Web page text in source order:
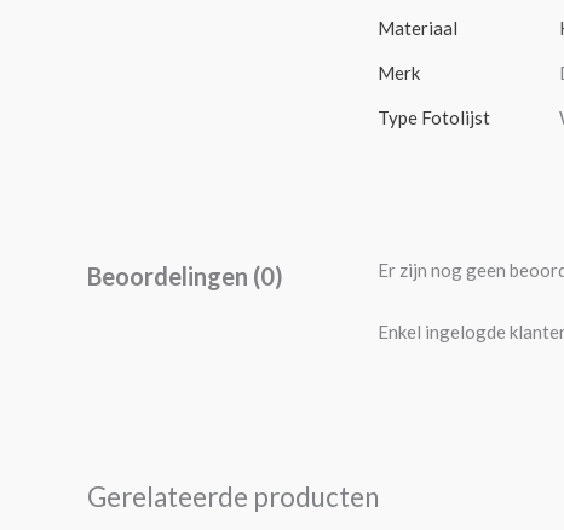
Materiaal
Merk
Type Fotolijst
Beoordelingen (0) Er zijn nog geen
Enkel ingelogde
Gerelateerde producten